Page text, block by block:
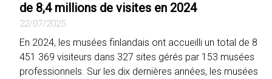
de 8,4 millions de visites en 2024
22/07/2025
En 2024, les musées finlandais ont accueilli un total de 8
451 369 visiteurs dans 327 sites gérés par 153 musées
professionnels. Sur les dix dernières années, les musées